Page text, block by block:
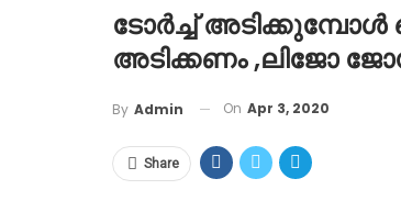
ടോർച്ച്
അടിക്കണം ,ലിജോ
By Admin On Apr 3, 2020
Share